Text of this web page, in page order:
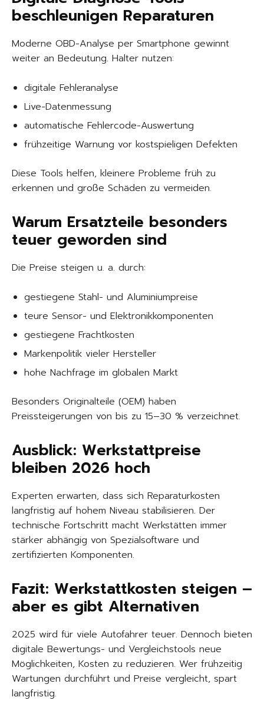
beschleunigen Reparaturen
Moderne OBD-Analyse per Smartphone gewinnt
weiter an Bedeutung. Halter nutzen:
digitale Fehleranalyse
Live-Datenmessung
automatische Fehlercode-Auswertung
frühzeitige Warnung vor kostspieligen Defekten
Diese Tools helfen, kleinere Probleme früh zu
erkennen und große Schäden zu vermeiden.
Warum Ersatzteile besonders
teuer geworden sind
Die Preise steigen u. a. durch:
gestiegene Stahl- und Aluminiumpreise
teure Sensor- und Elektronikkomponenten
gestiegene Frachtkosten
Markenpolitik vieler Hersteller
hohe Nachfrage im globalen Markt
Besonders Originalteile (OEM) haben
Preissteigerungen von bis zu 15–30 % verzeichnet.
Ausblick: Werkstattpreise
bleiben 2026 hoch
Experten erwarten, dass sich Reparaturkosten
langfristig auf hohem Niveau stabilisieren. Der
technische Fortschritt macht Werkstätten immer
stärker abhängig von Spezialsoftware und
zertifizierten Komponenten.
Fazit: Werkstattkosten steigen –
aber es gibt Alternativen
2025 wird für viele Autofahrer teuer. Dennoch bieten
digitale Bewertungs- und Vergleichstools neue
Möglichkeiten, Kosten zu reduzieren. Wer frühzeitig
Wartungen durchführt und Preise vergleicht, spart
langfristig.